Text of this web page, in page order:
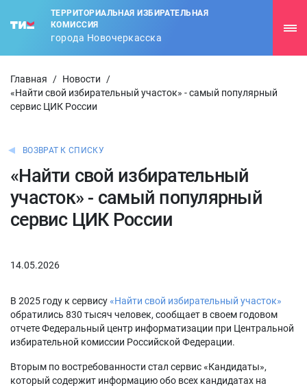
ТЕРРИТОРИАЛЬНАЯ ИЗБИРАТЕЛЬНАЯ
КОМИССИЯ
города Новочеркасска
Главная / Новости
/
«Найти свой избирательный участок» - самый популярный
сервис ЦИК России
ВОЗВРАТ К СПИСКУ
«Найти свой избирательный
участок» - самый популярный
сервис ЦИК России
14.05.2026
В 2025 году к сервису«Найти свой избирательный участок»
обратились 830 тысяч человек, сообщает в своем годовом
отчете Федеральный центр информатизации при Центральной
избирательной комиссии Российской Федерации.
Вторым по востребованности стал сервис «Кандидаты»,
который содержит информацию обо всех кандидатах на